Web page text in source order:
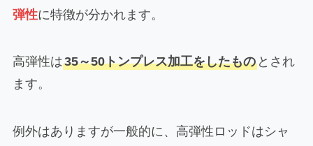
弾性に特徴が分かれます。
高弾性は35～50トンプレス加工をしたものとされ
ます。
例外はありますが一般的に、高弾性ロッドはシャ